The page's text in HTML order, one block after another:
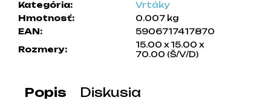
Kategória:
Vrtáky
Hmotnosť:
0.007 kg
EAN:
5906717417870
Rozmery:
15.00 x 15.00 x
70.00 (Š/V/D)
Popis Diskusia
ú
č
a
m
e